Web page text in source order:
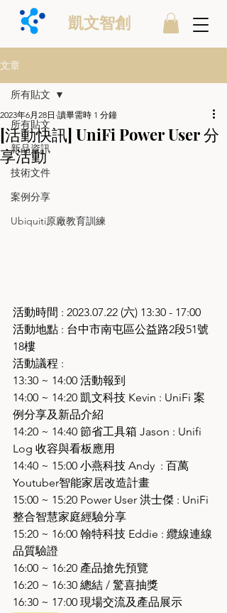
凱文智創
文章
所有貼文
新品資訊
技術文件
案例分享
Ubiquiti原廠教育訓練
所有貼文
[活動快訊] UniFi Power User 分
享活動
2023年6月28日 讀畢需時 1 分鐘
活動時間 : 2023.07.22 (六) 13:30 - 17:00
活動地點 : 台中市南屯區公益路2段51號
18樓
活動議程 :
13:30 ~ 14:00 活動報到
14:00 ~ 14:20 凱文科技 Kevin : UniFi 案
例分享及新品介紹
14:20 ~ 14:40 節省工具箱 Jason : Unifi
Log 收容與看板應用
14:40 ~ 15:00 小燕科技 Andy  : 百萬
Youtuber智能家居改造計畫
15:00 ~ 15:20 Power User 洪士傑 : UniFi
整合智慧家庭經驗分享
15:20 ~ 16:00 翰特科技 Eddie : 纜線連線
品質驗證
16:00 ~ 16:20 產品搶先預覽
16:20 ~ 16:30 總結 / 驚喜抽獎
16:30 ~ 17:00 現場交流及產品展示